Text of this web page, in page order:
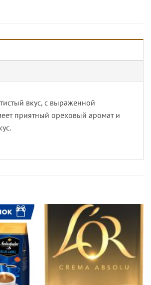
вкус, с выраженной
приятный ореховый аромат и